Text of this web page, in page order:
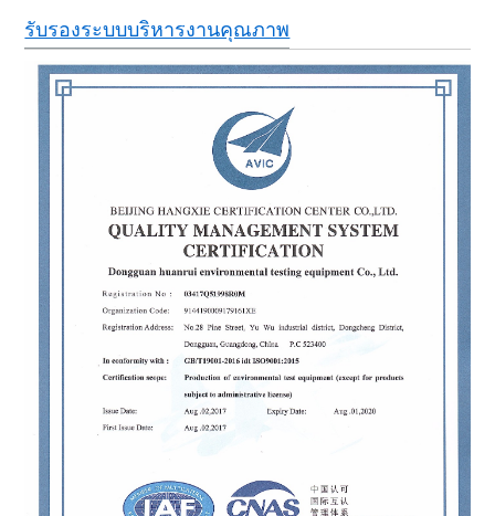
รับรองระบบบริหารงานคุณภาพ